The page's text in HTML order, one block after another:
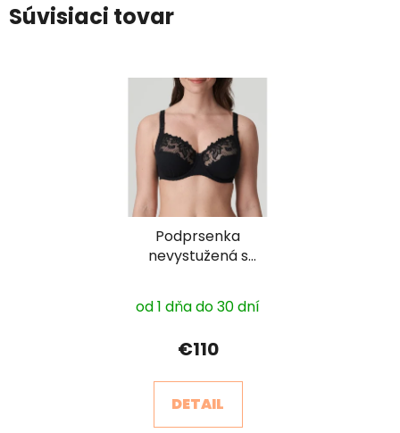
Súvisiaci tovar
Podprsenka
nevystužená s
od 1 dňa do 30 dní
€110
DETAIL